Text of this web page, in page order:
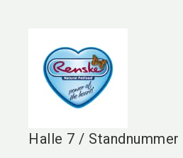
Halle 7 / Standnummer